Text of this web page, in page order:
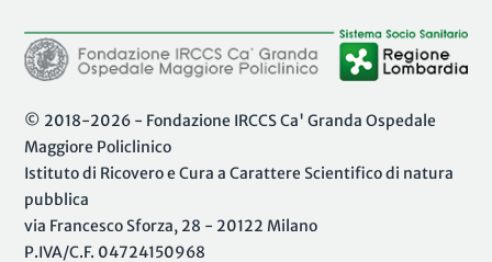
© 2018-2026 - Fondazione IRCCS Ca' Granda Ospedale
Maggiore Policlinico
Istituto di Ricovero e Cura a Carattere Scientifico di natura
pubblica
via Francesco Sforza, 28 - 20122 Milano
P.IVA/C.F. 04724150968